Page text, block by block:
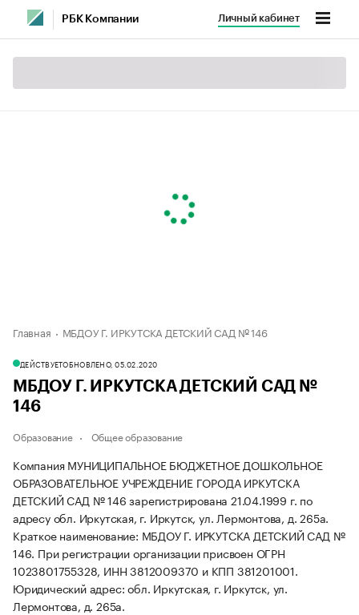
РБК Компании Личный кабинет
Главная МБДОУ Г. ИРКУТСКА ДЕТСКИЙ САД № 146
ДЕЙСТВУЕТОБНОВЛЕНО, 05.02.2020
МБДОУ Г. ИРКУТСКА ДЕТСКИЙ САД №
146
Образование Общее образование
Компания МУНИЦИПАЛЬНОЕ БЮДЖЕТНОЕ ДОШКОЛЬНОЕ
ОБРАЗОВАТЕЛЬНОЕ УЧРЕЖДЕНИЕ ГОРОДА ИРКУТСКА
ДЕТСКИЙ САД № 146 зарегистрирована 21.04.1999 г. по
адресу обл. Иркутская, г. Иркутск, ул. Лермонтова, д. 265а.
Краткое наименование: МБДОУ Г. ИРКУТСКА ДЕТСКИЙ САД №
146. При регистрации организации присвоен ОГРН
1023801755328, ИНН 3812009370 и КПП 381201001.
Юридический адрес: обл. Иркутская, г. Иркутск, ул.
Лермонтова, д. 265а.